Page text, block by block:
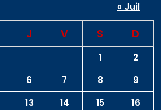
J V S D
1
2
6 7 8
9
13 14 15
16
« Juil